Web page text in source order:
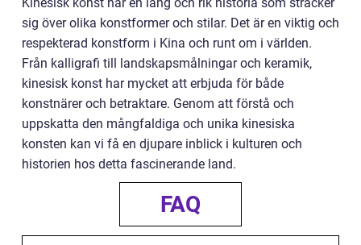
Kinesisk konst har en lång och rik historia som sträcker
sig över olika konstformer och stilar. Det är en viktig och
respekterad konstform i Kina och runt om i världen.
Från kalligrafi till landskapsmålningar och keramik,
kinesisk konst har mycket att erbjuda för både
konstnärer och betraktare. Genom att förstå och
uppskatta den mångfaldiga och unika kinesiska
konsten kan vi få en djupare inblick i kulturen och
historien hos detta fascinerande land.
FAQ